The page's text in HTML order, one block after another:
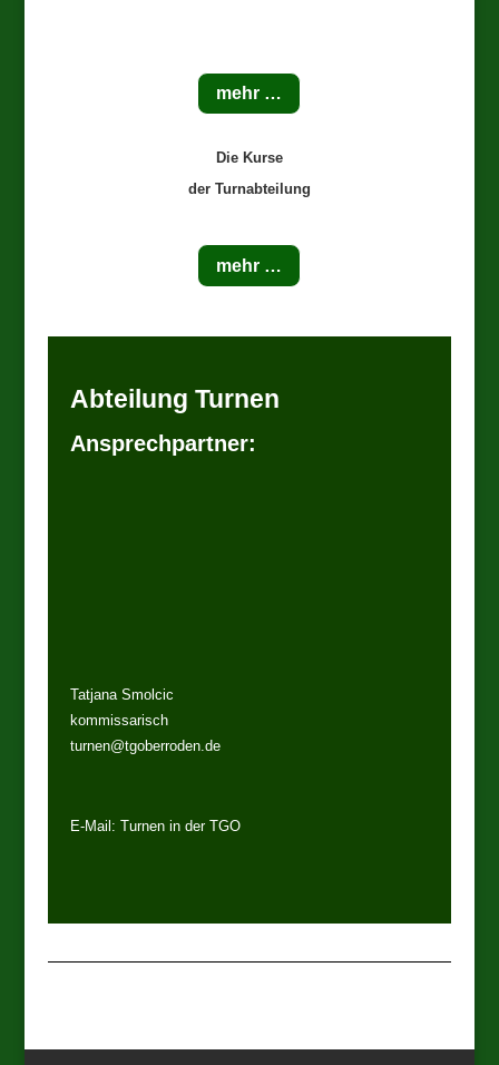
mehr …
Die Kurse
der Turnabteilung
mehr …
Abteilung Turnen
Ansprechpartner:
Tatjana Smolcic
kommissarisch
turnen@tgoberroden.de
E-Mail: Turnen in der TGO